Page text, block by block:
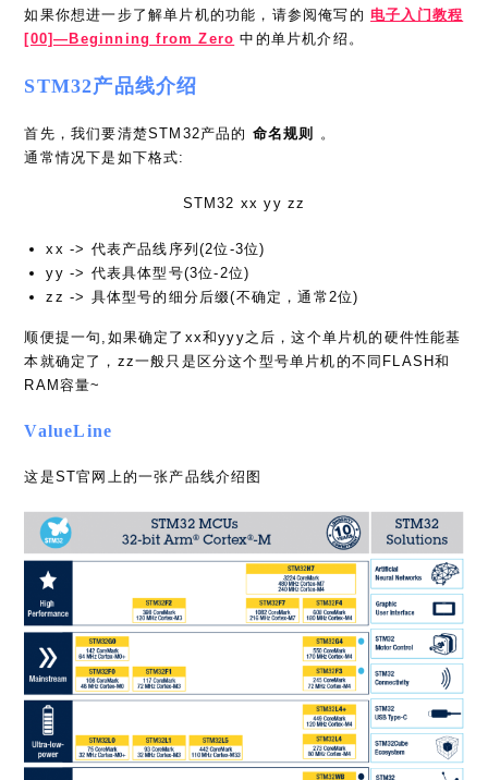
如果你想进一步了解单片机的功能，请参阅俺写的 电子入门教程
[00]—Beginning from Zero 中的单片机介绍。
STM32产品线介绍
首先，我们要清楚STM32产品的 命名规则
。
通常情况下是如下格式:
STM32 xx yy zz
xx -> 代表产品线序列(2位-3位)
yy -> 代表具体型号(3位-2位)
zz -> 具体型号的细分后缀(不确定，通常2位)
顺便提一句,如果确定了xx和yyy之后，这个单片机的硬件性能基
本就确定了，zz一般只是区分这个型号单片机的不同FLASH和
RAM容量~
ValueLine
这是ST官网上的一张产品线介绍图